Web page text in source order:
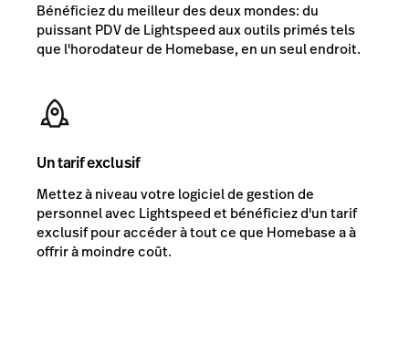
Bénéficiez du meilleur des deux mondes: du
puissant PDV de Lightspeed aux outils primés tels
que l'horodateur de Homebase, en un seul endroit.
Un tarif exclusif
Mettez à niveau votre logiciel de gestion de
personnel avec Lightspeed et bénéficiez d'un tarif
exclusif pour accéder à tout ce que Homebase a à
offrir à moindre coût.